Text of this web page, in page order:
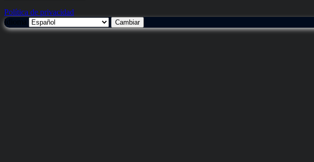
Política de privacidad
Idioma